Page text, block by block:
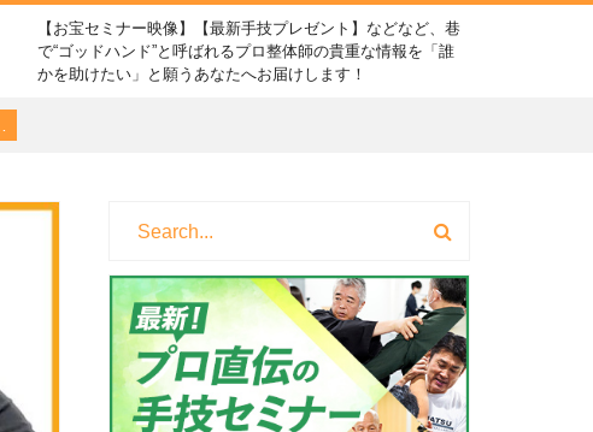
【お宝セミナー映像】【最新手技プレゼント】などなど、巷
で“ゴッドハンド”と呼ばれるプロ整体師の貴重な情報を「誰
かを助けたい」と願うあなたへお届けします！